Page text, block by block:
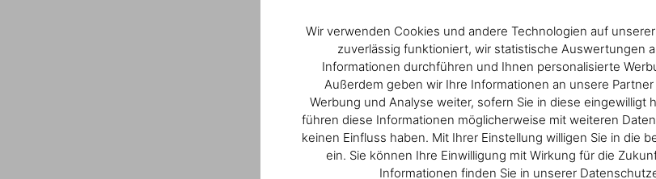
Wir verwenden Cookies und andere Technologien auf
zuverlässig funktioniert, wir statistische Auswertungen
Informationen durchführen und Ihnen personalisierte
Außerdem geben wir Ihre Informationen an unsere
Werbung und Analyse weiter, sofern Sie in diese eingewilligt
führen diese Informationen möglicherweise mit weiteren
keinen Einfluss haben. Mit Ihrer Einstellung willigen Sie in die
ein. Sie können Ihre Einwilligung mit Wirkung für die
Informationen finden Sie in unserer